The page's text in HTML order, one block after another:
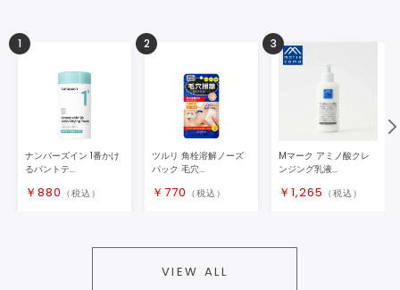
1
ナンバーズイン 1番かけ
るパントテ...
￥ 880 （税込）
2
ツルリ 角栓溶解ノーズ
パック 毛穴...
￥ 770 （税込）
3
Mマーク アミノ酸クレ
ンジング乳液...
￥ 1,265 （税込）
VIEW ALL